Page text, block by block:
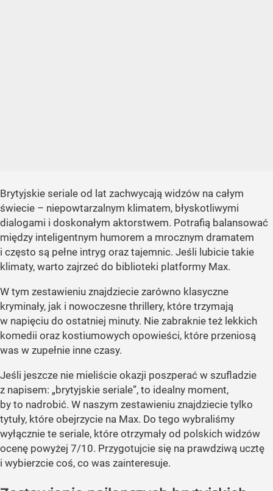
Brytyjskie seriale od lat zachwycają widzów na całym
świecie – niepowtarzalnym klimatem, błyskotliwymi
dialogami i doskonałym aktorstwem. Potrafią balansować
między inteligentnym humorem a mrocznym dramatem
i często są pełne intryg oraz tajemnic. Jeśli lubicie takie
klimaty, warto zajrzeć do biblioteki platformy Max.
W tym zestawieniu znajdziecie zarówno klasyczne
kryminały, jak i nowoczesne thrillery, które trzymają
w napięciu do ostatniej minuty. Nie zabraknie też lekkich
komedii oraz kostiumowych opowieści, które przeniosą
was w zupełnie inne czasy.
Jeśli jeszcze nie mieliście okazji poszperać w szufladzie
z napisem: „brytyjskie seriale”, to idealny moment,
by to nadrobić. W naszym zestawieniu znajdziecie tylko
tytuły, które obejrzycie na Max. Do tego wybraliśmy
wyłącznie te seriale, które otrzymały od polskich widzów
ocenę powyżej 7/10. Przygotujcie się na prawdziwą ucztę
i wybierzcie coś, co was zainteresuje.